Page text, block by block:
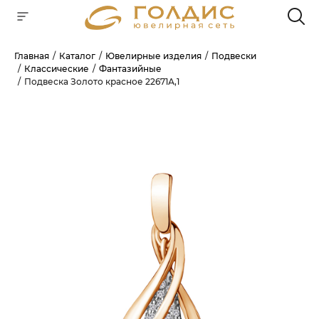
Главная Каталог Ювелирные изделия
Подвески
Классические
Фантазийные
Подвеска Золото красное 22671А,1
Для клиентов всех банков
ГРАФИК ПЛАТЕЖЕЙ